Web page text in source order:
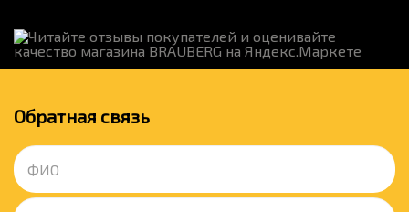
Обратная связь